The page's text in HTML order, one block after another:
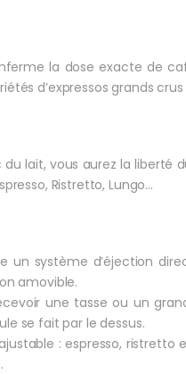
la dose exacte de
d’expressos grands
lait, vous aurez la liberté
Ristretto, Lungo…
système d’éjection
amovible.
une tasse ou un
se fait par le dessus.
: espresso, ristretto